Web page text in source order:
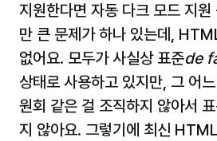
지원한다면 자동 다크 모드 지원
만 큰 문제가 하나 있는데,
없어요. 모두가 사실상 표준de
상태로 사용하고 있지만, 그 어
원회 같은 걸 조직하지 않아서
지 않아요. 그렇기에 최신